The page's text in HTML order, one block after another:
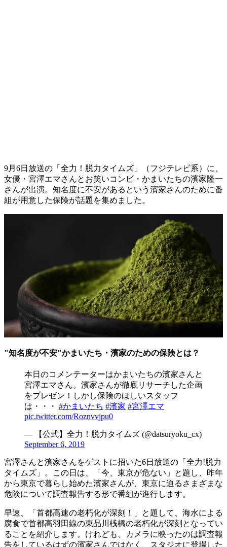
9月6日放送の「全力！脱力タイムズ」（フジテレビ系）に、
女優・宮澤エマさんとお笑いコンビ・かまいたちの濱家隆一
さんが出演。知名度に不安があるという濱家さんのために番
組が用意した保険が話題を集めました。
"知名度が不安"かまいたち・濱家のための保険とは？
本日のコメンテーターはかまいたちの濱家さんと
宮澤エマさん。濱家さんが徹底リサーチした企画
をプレゼン！しかし保険のほしいスタッフ
は・・・ #かまいたち #濱家 #宮澤エマ
pic.twitter.com/Roznvvjpu0
— 【公式】全力！脱力タイムズ (@datsuryoku_cx)
September 6, 2019
宮澤さんと濱家さんをゲストに招いた6日放送の「全力!脱力
タイムズ」。この日は、「今、東京が危ない」と題し、昨年
から東京で暮らし始めた濱家さんが、東京に迫るさまざまな
危険について調査報告する形で番組が進行します。
早速、「首都高速の老朽化が深刻！」と題して、海水による
腐食で首都高羽田線の東品川桟橋の老朽化が深刻となってい
ることを紹介します。けれども、カメラに映ったのは調査報
告をしているはずの濱家さんではなく、スタジオに登場した